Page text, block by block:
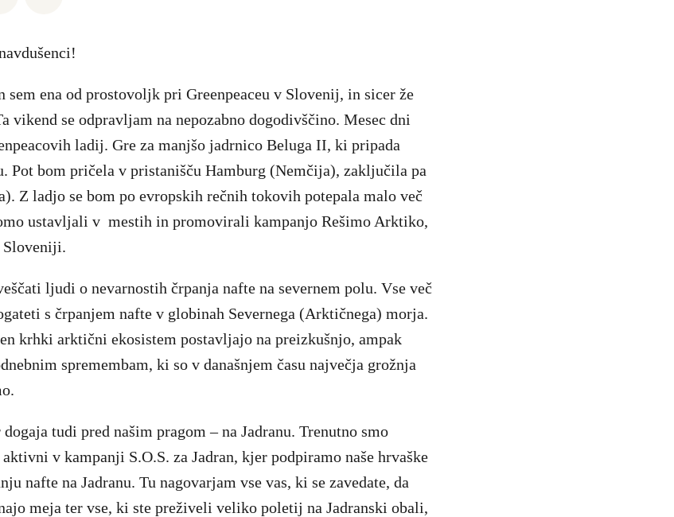
ena od prostovoljk pri Greenpeaceu v Slovenij, in sicer že
vikend se odpravljam na nepozabno dogodivščino. Mesec dni
ladij. Gre za manjšo jadrnico Beluga II, ki pripada
Pot bom pričela v pristanišču Hamburg (Nemčija), zaključila pa
Z ladjo se bom po evropskih rečnih tokovih potepala malo več
ustavljali v mestih in promovirali kampanjo Rešimo Arktiko,
Sloveniji.
ljudi o nevarnostih črpanja nafte na severnem polu. Vse več
s črpanjem nafte v globinah Severnega (Arktičnega) morja.
krhki arktični ekosistem postavljajo na preizkušnjo, ampak
spremembam, ki so v današnjem času največja grožnja
tudi pred našim pragom – na Jadranu. Trenutno smo
v kampanji S.O.S. za Jadran, kjer podpiramo naše hrvaške
nafte na Jadranu. Tu nagovarjam vse vas, ki se zavedate, da
meja ter vse, ki ste preživeli veliko poletij na Jadranski obali,